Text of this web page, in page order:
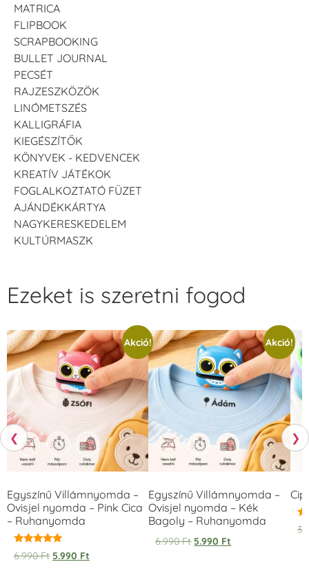
MATRICA
FLIPBOOK
SCRAPBOOKING
BULLET JOURNAL
PECSÉT
RAJZESZKÖZÖK
LINÓMETSZÉS
KALLIGRÁFIA
KIEGÉSZÍTŐK
KÖNYVEK - KEDVENCEK
KREATÍV JÁTÉKOK
FOGLALKOZTATÓ FÜZET
AJÁNDÉKKÁRTYA
NAGYKERESKEDELEM
KULTÚRMASZK
❮
Ezeket is szeretni fogod
Akció!
Egyszínű Villámnyomda –
Ovisjel nyomda – Pink Cica
– Ruhanyomda
Értékelés:
5.00
6.990Ft 5.990 Ft
Akció!
Egyszínű Villámnyomda –
Ovisjel nyomda – Kék
Bagoly – Ruhanyomda
6.990Ft 5.990 Ft
❯